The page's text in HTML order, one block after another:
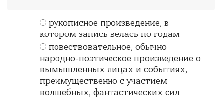
рукописное произведение, в
котором запись велась по годам
повествовательное, обычно
народно-поэтическое произведение о
вымышленных лицах и событиях,
преимущественно с участием
волшебных, фантастических сил.